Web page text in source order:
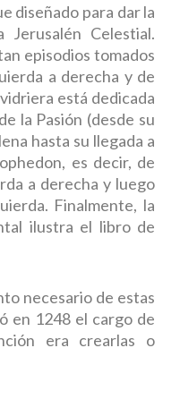
diseñado para dar la
Celestial.
episodios tomados
a derecha y de
está dedicada
la Pasión (desde su
hasta su llegada a
es decir, de
a derecha y luego
Finalmente, la
ilustra el libro de
necesario de estas
en 1248 el cargo de
era crearlas o